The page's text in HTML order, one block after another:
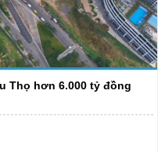
Thọ hơn 6.000 tỷ đồng